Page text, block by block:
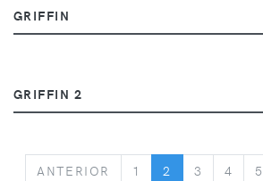
GRIFFIN
GRIFFIN 2
ANTERIOR PREVIOUS
1 2 3 4 5